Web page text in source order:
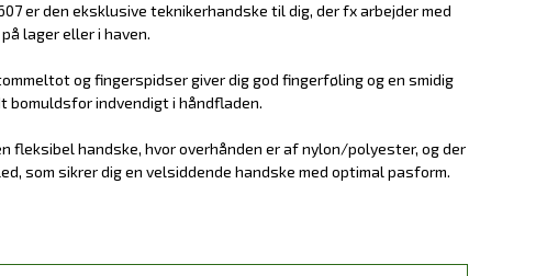
er den eksklusive teknikerhandske til dig, der fx arbejder med
lager eller i haven.
og fingerspidser giver dig god fingerføling og en smidig
bomuldsfor indvendigt i håndfladen.
fleksibel handske, hvor overhånden er af nylon/polyester, og der
som sikrer dig en velsiddende handske med optimal pasform.